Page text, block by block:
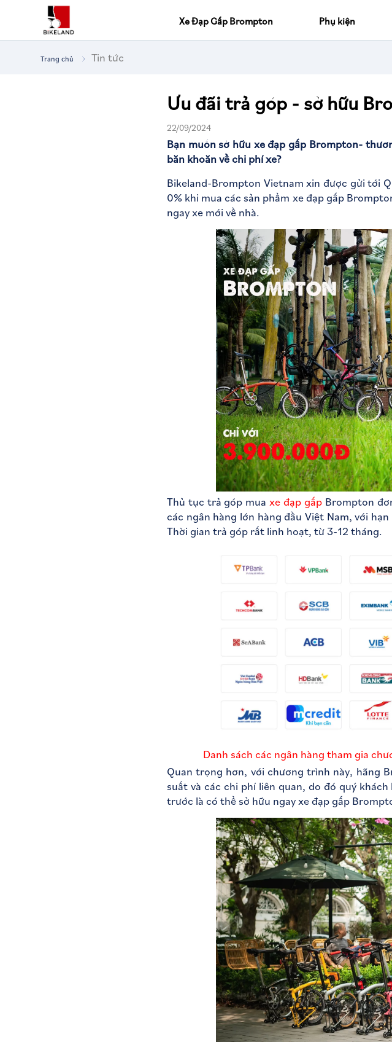
Xe Đạp Gấp Brompton Phụ kiện
Trang chủ Tin tức
Ưu đãi trả góp - sở hữu
22/09/2024
Bạn muốn sở hữu xe đạp gấp Brompton-
băn khoăn về chi phí xe?
Bikeland-Brompton Vietnam xin được gửi tới
0% khi mua các sản phẩm xe đạp gấp
ngay xe mới về nhà.
Thủ tục trả góp muaxe đạp gấpBrompton
các ngân hàng lớn hàng đầu Việt Nam, với
Thời gian trả góp rất linh hoạt, từ 3-12 tháng.
Danh sách các ngân hàng tham gia
Quan trọng hơn, với chương trình này, hãng
suất và các chi phí liên quan, do đó quý
trước là có thể sở hữu ngay xe đạp gấp